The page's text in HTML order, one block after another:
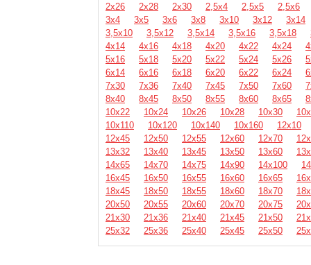
2х26
2х28 2х30 2,5х4 2,5х5
2,5х6
3х4
3х5 3х6 3х8 3х10 3х12
3х14
3,5х10
3,5х12 3,5х14 3,5х16 3,5х18
4х14
4х16 4х18 4х20 4х22 4х24
5х16
5х18 5х20 5х22 5х24 5х26
6х14
6х16 6х18 6х20 6х22 6х24
7х30
7х36 7х40 7х45 7х50 7х60
8х40
8х45 8х50 8х55 8х60 8х65
10х22
10х24 10х26 10х28 10х30
10х110
10х120 10х140 10х160
12х10
12х45
12х50 12х55 12х60 12х70
13х32
13х40 13х45 13х50 13х60
14х65
14х70 14х75 14х90 14х100
16х45
16х50 16х55 16х60 16х65
18х45
18х50 18х55 18х60 18х70
20х50
20х55 20х60 20х70 20х75
21х30
21х36 21х40 21х45 21х50
25х32
25х36 25х40 25х45 25х50